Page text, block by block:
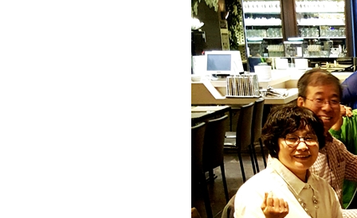
이사장 인사말
임원 현황
연혁·사업실적
역대 이사장
총동창
모교 소
지부·지
언론에
동창회
포토뉴
영상갤